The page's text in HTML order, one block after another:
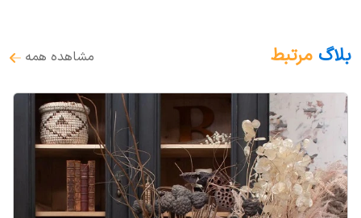
بلاگ مرتبط مشاهده همه